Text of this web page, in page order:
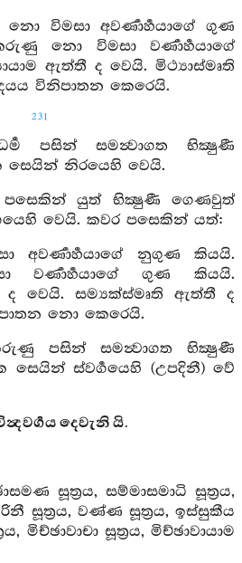
විමසා අවර්‍ණාර්‍හයාගේ ගුණ
නො විමසා වර්‍ණාර්‍හයාගේ
ඇත්තී ද වෙයි. මිථ්‍යාස්මෘති
විනිපාතන කෙරෙයි.
231
පසින් සමන්‍වාගත භික්‍ෂුණී
සෙයින් නිරයෙහි වෙයි.
යුත් භික්‍ෂුණී ගෙණවුත්
වෙයි. කවර පසෙකින් යත්:
අවර්‍ණාර්‍හයාගේ නුගුණ කියයි.
වර්‍ණාර්‍හයාගේ ගුණ කියයි.
ද වෙයි. සම්‍යක්ස්මෘති ඇත්තී ද
නො කෙරෙයි.
පසින් සමන්‍වාගත භික්‍ෂුණී
සෙයින් ස්වර්‍ගයෙහි (උපදිනී) වේ
දෙවැනි යි.
සූත්‍රය, සම්මාසමාධි සූත්‍රය,
සූත්‍රය, වණ්ණ සූත්‍රය, ඉස්සුකීය
මිච්ඡාවාචා සූත්‍රය, මිච්ඡාවායාම